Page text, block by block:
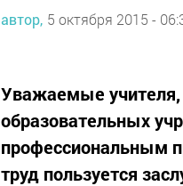
автор, 5 октября 2015 -
Уважаемые учителя,
образовательных
профессиональным
труд пользуется